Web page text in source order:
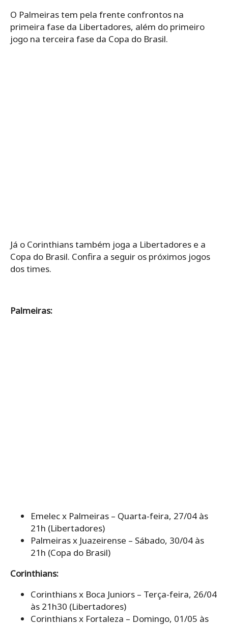
O Palmeiras tem pela frente confrontos na
primeira fase da Libertadores, além do primeiro
jogo na terceira fase da Copa do Brasil.
Já o Corinthians também joga a Libertadores e a
Copa do Brasil. Confira a seguir os próximos jogos
dos times.
Palmeiras:
Emelec x Palmeiras – Quarta-feira, 27/04 às
21h (Libertadores)
Palmeiras x Juazeirense – Sábado, 30/04 às
21h (Copa do Brasil)
Corinthians:
Corinthians x Boca Juniors – Terça-feira, 26/04
às 21h30 (Libertadores)
Corinthians x Fortaleza – Domingo, 01/05 às